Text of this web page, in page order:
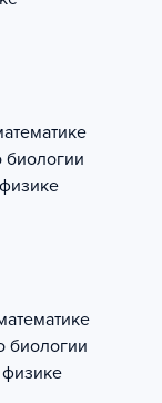
биологии